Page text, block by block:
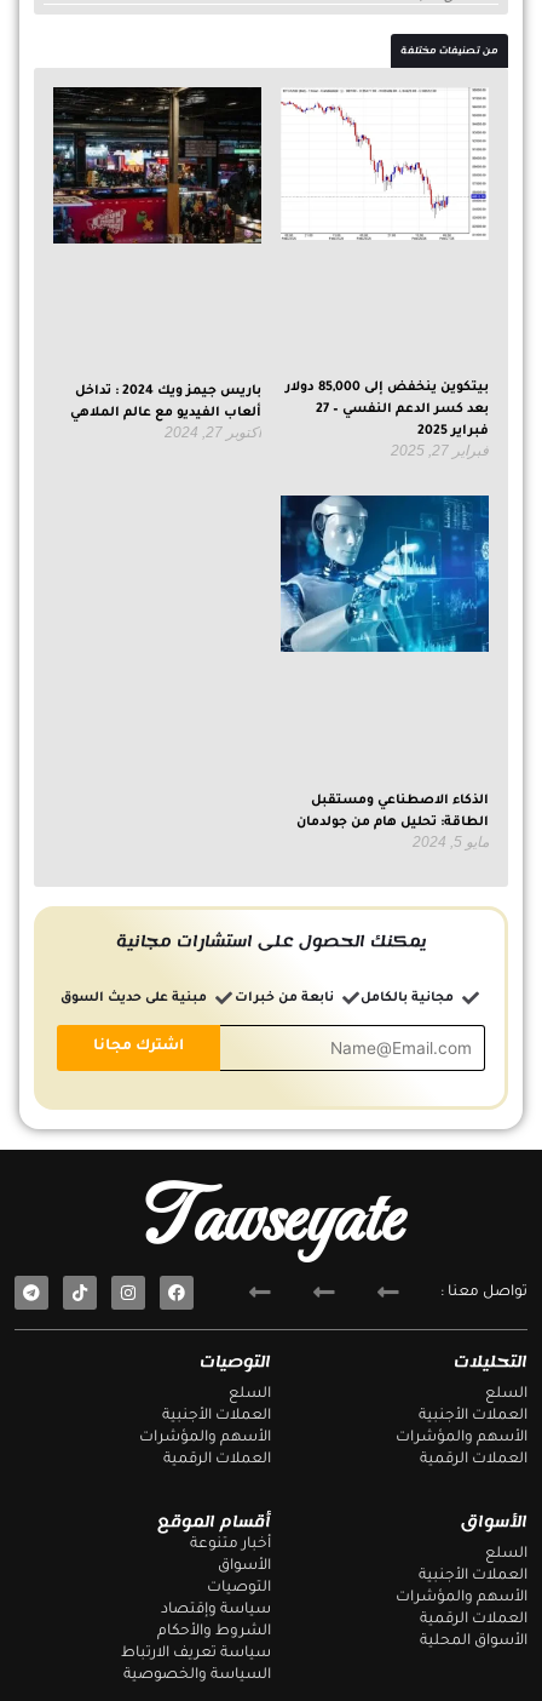
من تصنيفات مختلفة
بيتكوين ينخفض إلى 85,000 دولار
بعد كسر الدعم النفسي – 27
فبراير 2025
فبراير 27, 2025
باريس جيمز ويك 2024 : تداخل
ألعاب الفيديو مع عالم الملاهي
أكتوبر 27, 2024
الذكاء الاصطناعي ومستقبل
الطاقة: تحليل هام من جولدمان
مايو 5, 2024
يمكنك الحصول على استشارات مجانية
مجانية بالكامل نابعة من خبرات مبنية على حديث السوق
أقسام الموقع
أخبار متنوعة
الأسواق
التوصيات
سياسة وإقتصاد
الشروط والأحكام
سياسة تعريف الارتباط
السياسة والخصوصية
الأسواق
السلع
العملات الأجنبية
الأسهم والمؤشرات
العملات الرقمية
الأسواق المحلية
التوصيات
السلع
العملات الأجنبية
الأسهم والمؤشرات
العملات الرقمية
التحليلات
السلع
العملات الأجنبية
الأسهم والمؤشرات
العملات الرقمية
Tawseyate
تواصل معنا :
F
a
e
T
e
e